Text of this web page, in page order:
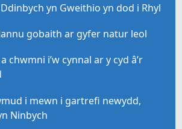
yn Gweithio yn dod i Rhyl
gobaith ar gyfer natur leol
chwmni i’w cynnal ar y cyd â’r
i mewn i gartrefi newydd,
Ninbych